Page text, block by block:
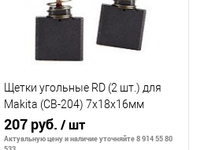
В избранное
Недоступно
Щетки угольные RD (2 шт.) для
Makita (CB-204) 7х18х16мм
AUTOSTOP 404-204
207 руб./ шт
Актуальную цену и наличие уточняйте 8 914 55 80